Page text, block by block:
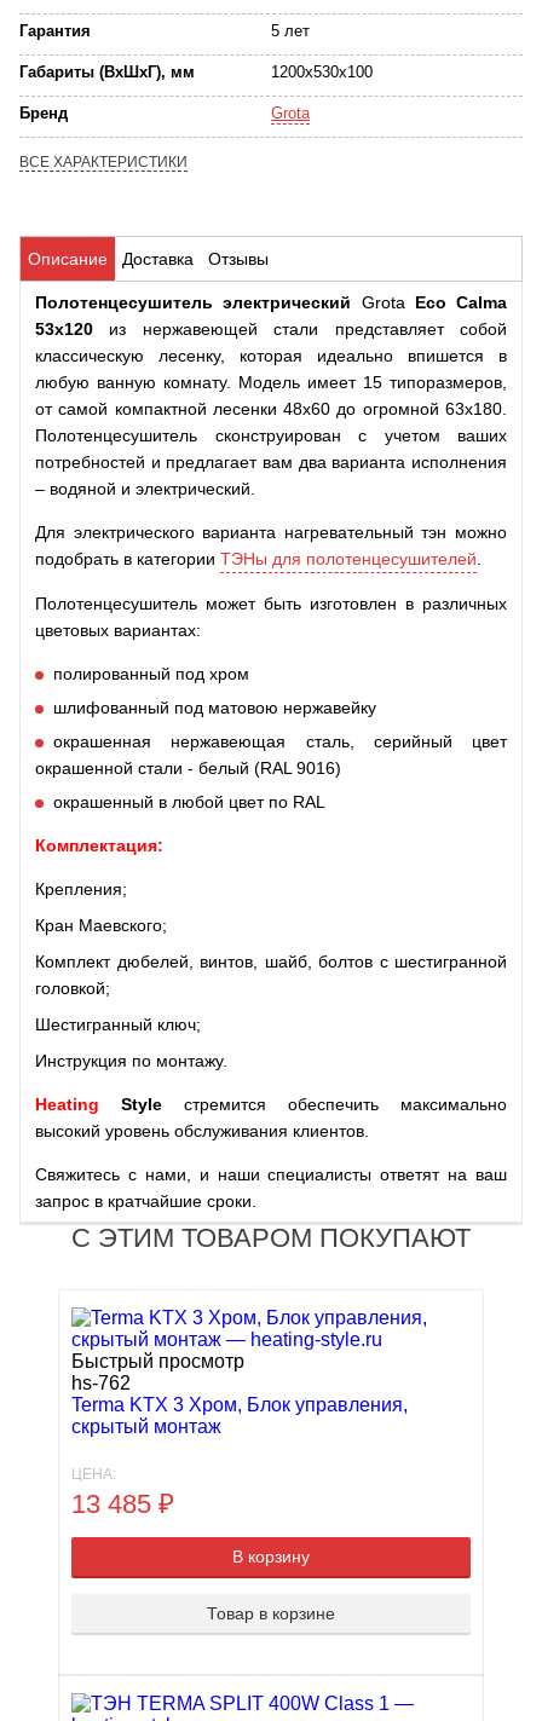
Гарантия 5 лет
Габариты (ВхШхГ), мм 1200x530x100
Бренд Grota
ВСЕ ХАРАКТЕРИСТИКИ
Описание Доставка Отзывы
Полотенцесушитель электрический Grota Eco Calma
53x120 из нержавеющей стали представляет собой
классическую лесенку, которая идеально впишется в
любую ванную комнату. Модель имеет 15 типоразмеров,
от самой компактной лесенки 48х60 до огромной 63х180.
Полотенцесушитель сконструирован с учетом ваших
потребностей и предлагает вам два варианта исполнения
– водяной и электрический.
Для электрического варианта нагревательный тэн можно
подобрать в категории ТЭНы для полотенцесушителей
Полотенцесушитель может быть изготовлен в различных
цветовых вариантах:
полированный под хром
шлифованный под матовою нержавейку
окрашенная нержавеющая сталь, серийный цвет
окрашенной стали - белый (RAL 9016)
окрашенный в любой цвет по RAL
Комплектация:
Крепления;
Кран Маевского;
Комплект дюбелей, винтов, шайб, болтов с шестигранной
головкой;
Шестигранный ключ;
Инструкция по монтажу.
Heating Style стремится обеспечить максимально
высокий уровень обслуживания клиентов.
Свяжитесь с нами, и наши специалисты ответят на ваш
запрос в кратчайшие сроки.
С ЭТИМ ТОВАРОМ ПОКУПАЮТ
Быстрый просмотр
hs-762
Terma KTX 3 Хром, Блок управления,
скрытый монтаж
ЦЕНА:
13 485 ₽
В корзину
Товар в корзине